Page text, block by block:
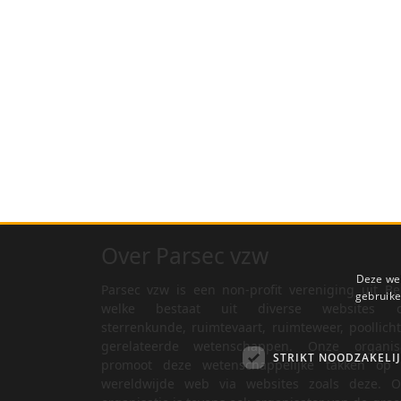
Parsec vzw is een non-profit vereniging uit
welke bestaat uit diverse websites
gerelateerde wetenschappen. Onze
promoot deze wetenschappelijke takken op
Deze
STRIKT